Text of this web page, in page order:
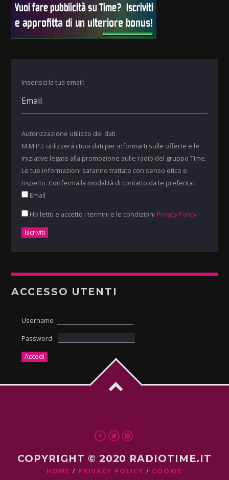
Inserisci la tua email:
Autorizzazione utilizzo dei dati
M.M.P.I. utilizzerà i tuoi dati per informarti sulle offerte e le
iniziative legate alla promozione sulle radio del gruppo Time.
Le tue informazioni saranno trattate con senso etico e
rispetto. Conferma la modalità di contatto da te preferita:
Email
Ho letto e accetto i termini e le condizioni Privacy Policy
ACCESSO UTENTI
Username
Password
COPYRIGHT © 2020 RADIOTIME.IT
HOME PRIVACY POLICY COOKIE